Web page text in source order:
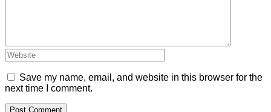
Save my name, email, and website in this browser for the
next time I comment.